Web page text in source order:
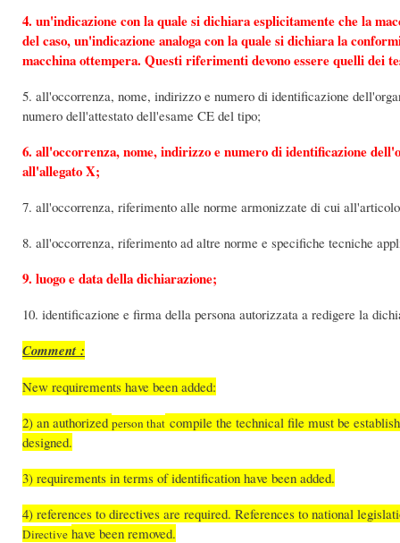
4. un'indicazione con la quale si dichiara esplicitamente che la
del caso, un'indicazione analoga con la quale si dichiara la
macchina ottempera. Questi riferimenti devono essere quelli dei
5. all'occorrenza, nome, indirizzo e numero di identificazione
numero dell'attestato dell'esame CE del tipo;
6. all'occorrenza, nome, indirizzo e numero di identificazione
all'allegato X;
7. all'occorrenza, riferimento alle norme armonizzate di cui
8. all'occorrenza, riferimento ad altre norme e specifiche tecniche
9. luogo e data della dichiarazione;
10. identificazione e firma della persona autorizzata a redigere la
Comment :
New requirements have been added:
2) an authorized person that compile the technical file must be
designed.
3) requirements in terms of identification have been added.
4) references to directives are required. References to national
Directive have been removed.